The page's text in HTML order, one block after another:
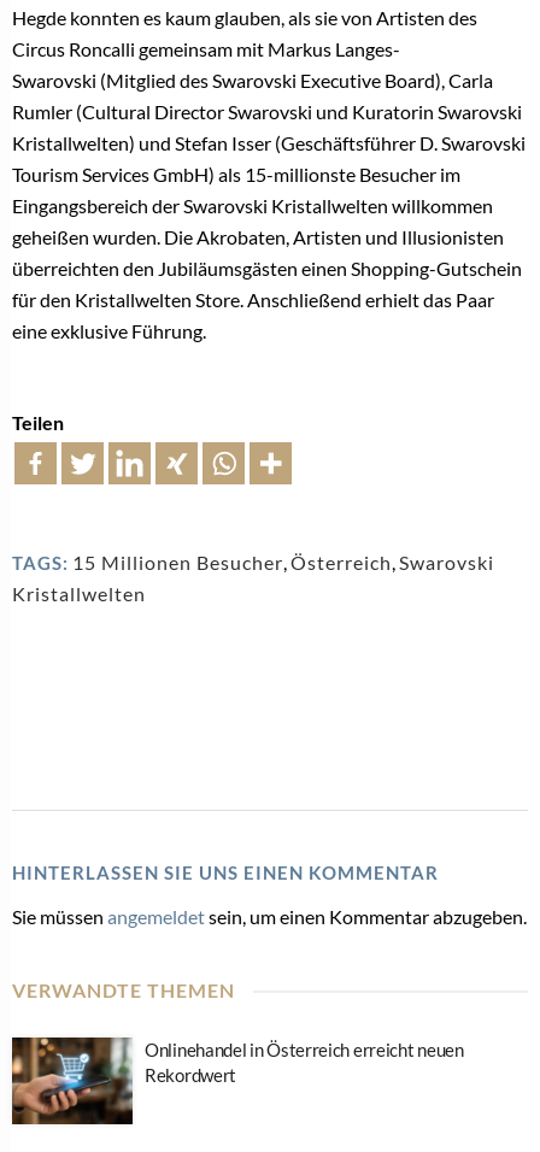
Hegde konnten es kaum glauben, als sie von Artisten des
Circus Roncalli gemeinsam mit Markus Langes-
Swarovski (Mitglied des Swarovski Executive Board), Carla
Rumler (Cultural Director Swarovski und Kuratorin Swarovski
Kristallwelten) und Stefan Isser (Geschäftsführer D. Swarovski
Tourism Services GmbH) als 15-millionste Besucher im
Eingangsbereich der Swarovski Kristallwelten willkommen
geheißen wurden. Die Akrobaten, Artisten und Illusionisten
überreichten den Jubiläumsgästen einen Shopping-Gutschein
für den Kristallwelten Store. Anschließend erhielt das Paar
eine exklusive Führung.
Teilen
TAGS: 15 Millionen Besucher,Österreich,Swarovski
Kristallwelten
HINTERLASSEN SIE UNS EINEN KOMMENTAR
Sie müssen angemeldetsein, um einen Kommentar abzugeben.
VERWANDTE THEMEN
Onlinehandel in Österreich erreicht neuen
Rekordwert